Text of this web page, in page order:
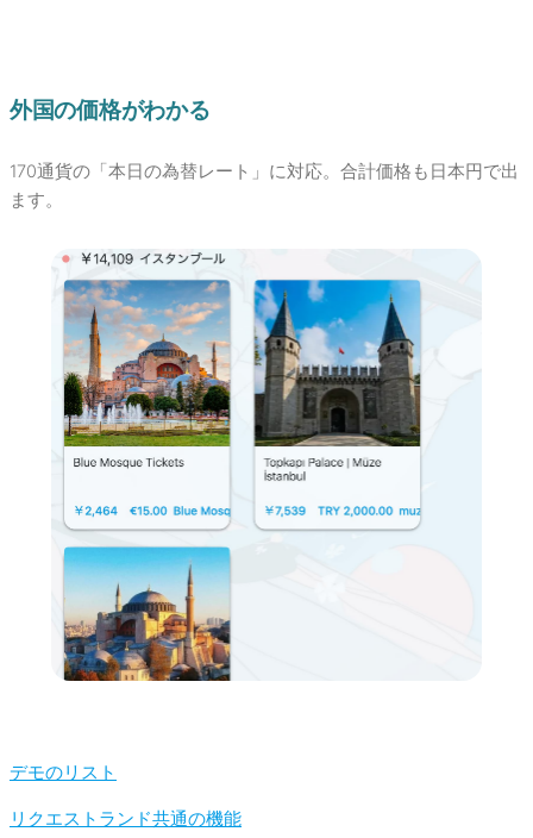
外国の価格がわかる
170通貨の「本日の為替レート」に対応。合計価格も日本円で出
ます。
デモのリスト
リクエストランド共通の機能